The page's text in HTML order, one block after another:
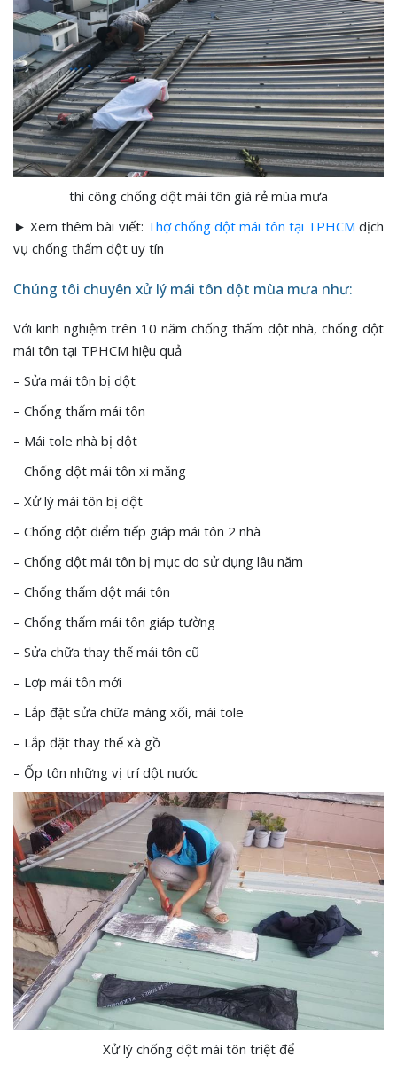
thi công chống dột mái tôn giá rẻ mùa mưa
► Xem thêm bài viết: Thợ chống dột mái tôn tại TPHCM dịch
vụ chống thấm dột uy tín
Chúng tôi chuyên xử lý mái tôn dột mùa mưa như:
Với kinh nghiệm trên 10 năm chống thấm dột nhà, chống dột
mái tôn tại TPHCM hiệu quả
– Sửa mái tôn bị dột
– Chống thấm mái tôn
– Mái tole nhà bị dột
– Chống dột mái tôn xi măng
– Xử lý mái tôn bị dột
– Chống dột điểm tiếp giáp mái tôn 2 nhà
– Chống dột mái tôn bị mục do sử dụng lâu năm
– Chống thấm dột mái tôn
– Chống thấm mái tôn giáp tường
– Sửa chữa thay thế mái tôn cũ
– Lợp mái tôn mới
– Lắp đặt sửa chữa máng xối, mái tole
– Lắp đặt thay thế xà gồ
– Ốp tôn những vị trí dột nước
Xử lý chống dột mái tôn triệt để